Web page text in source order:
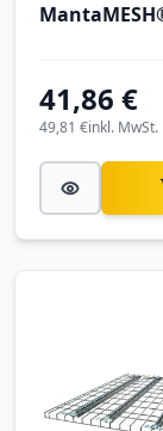
41,86 €
inkl. MwSt.
49,81 €